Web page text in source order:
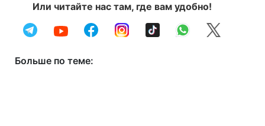
Или читайте нас там, где вам удобно!
Больше по теме: